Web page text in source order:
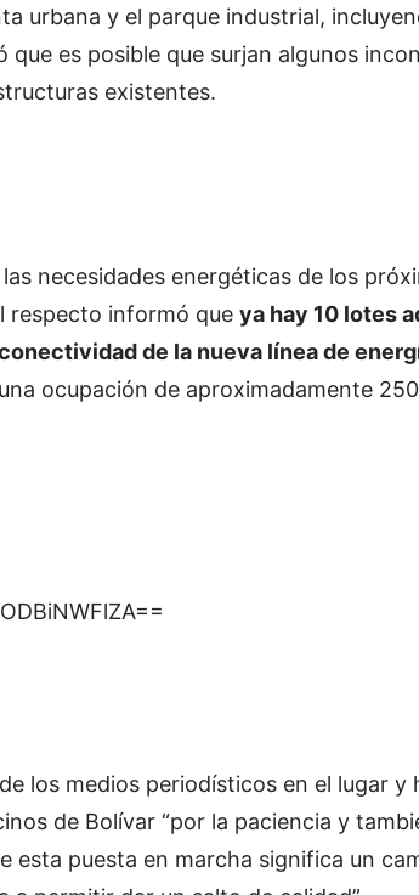
urbana y el parque industrial,
es posible que surjan algunos
existentes.
necesidades energéticas de los
respecto informó que ya hay 10 lotes
de la nueva línea de
ocupación de aproximadamente
los medios periodísticos en el lugar y
de Bolívar “por la paciencia y
esta puesta en marcha significa un